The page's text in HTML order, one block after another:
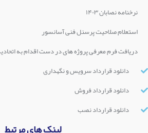
نرخنامه نصابان ۱۴۰۳
استعلام صلاحیت پرسنل فنی آسانسور
دریافت فرم معرفی پروژه های در دست اقدام به اتحادیه
دانلود قرارداد سرویس و نگهداری
دانلود قرارداد فروش
دانلود قرارداد نصب